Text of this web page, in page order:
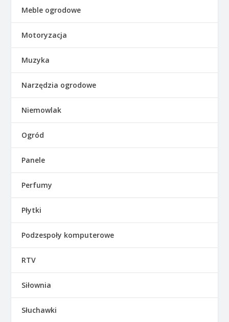
Meble ogrodowe
Motoryzacja
Muzyka
Narzędzia ogrodowe
Niemowlak
Ogród
Panele
Perfumy
Płytki
Podzespoły komputerowe
RTV
Siłownia
Słuchawki